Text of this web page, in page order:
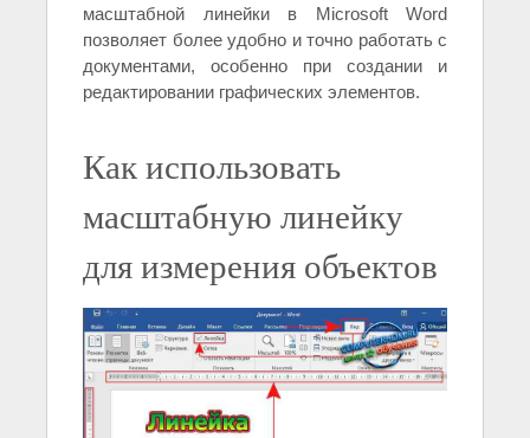
масштабной линейки в Microsoft Word
позволяет более удобно и точно работать с
документами, особенно при создании и
редактировании графических элементов.
Как использовать
масштабную линейку
для измерения объектов